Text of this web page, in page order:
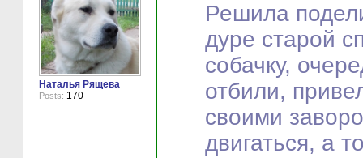
Наталья Рящева
Posts: 170
Решила
дуре старой
собачку,
отбили,
своими
двигаться, а